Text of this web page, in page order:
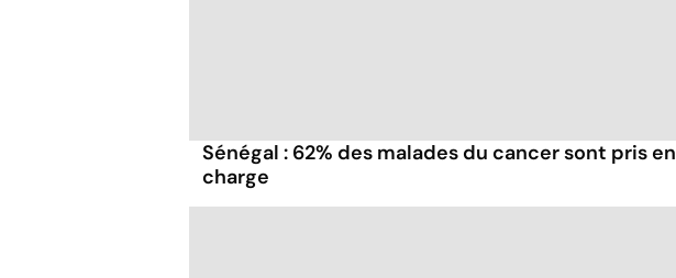
Sénégal : 62% des malades du cancer sont pris en
charge